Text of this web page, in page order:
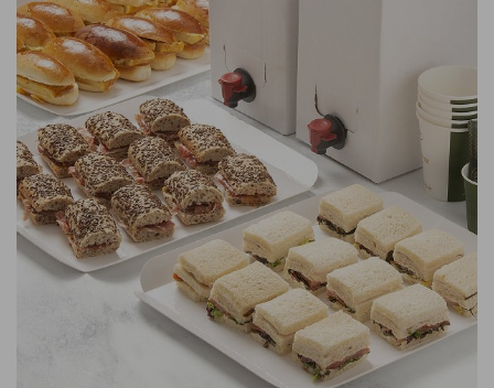
los tipos de cookies y elegir cuáles aceptar.
Más información
Configuración de cookies